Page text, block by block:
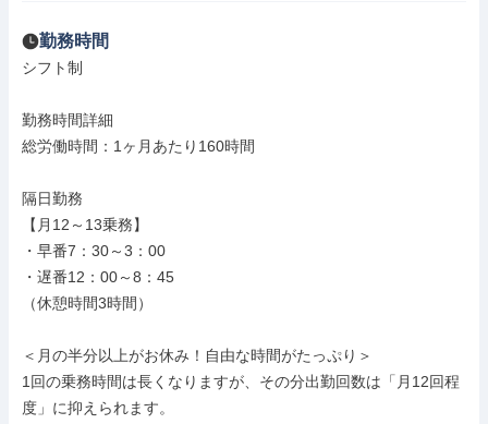
勤務時間
シフト制
勤務時間詳細
総労働時間：1ヶ月あたり160時間
隔日勤務
【月12～13乗務】
・早番7：30～3：00
・遅番12：00～8：45
（休憩時間3時間）
＜月の半分以上がお休み！自由な時間がたっぷり＞
1回の乗務時間は長くなりますが、その分出勤回数は「月12回程
度」に抑えられます。